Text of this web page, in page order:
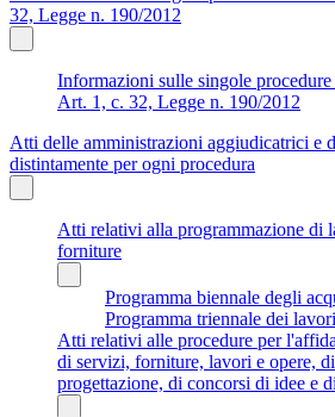
32, Legge n. 190/2012
Informazioni sulle singole
Art. 1, c. 32, Legge n. 190/2012
Atti delle amministrazioni aggiudicatrici e
distintamente per ogni procedura
Atti relativi alla programmazione di
forniture
Programma biennale degli
Programma triennale dei
Atti relativi alle procedure per
di servizi, forniture, lavori e opere,
progettazione, di concorsi di idee e